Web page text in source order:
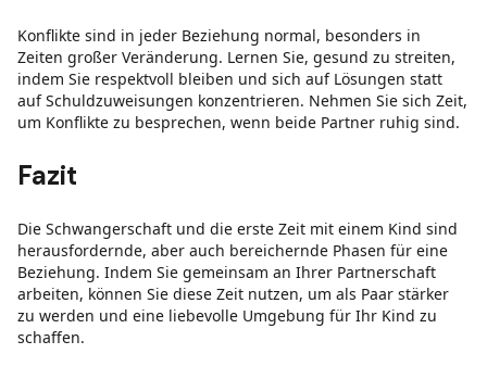
Konflikte sind in jeder Beziehung normal, besonders in
Zeiten großer Veränderung. Lernen Sie, gesund zu streiten,
indem Sie respektvoll bleiben und sich auf Lösungen statt
auf Schuldzuweisungen konzentrieren. Nehmen Sie sich Zeit,
um Konflikte zu besprechen, wenn beide Partner ruhig sind.
Fazit
Die Schwangerschaft und die erste Zeit mit einem Kind sind
herausfordernde, aber auch bereichernde Phasen für eine
Beziehung. Indem Sie gemeinsam an Ihrer Partnerschaft
arbeiten, können Sie diese Zeit nutzen, um als Paar stärker
zu werden und eine liebevolle Umgebung für Ihr Kind zu
schaffen.